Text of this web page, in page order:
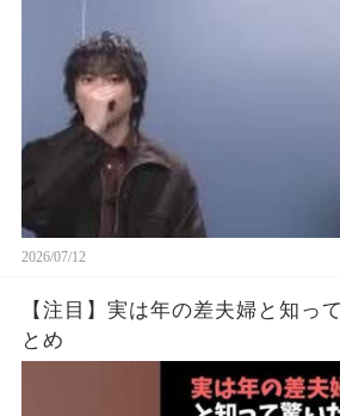
2026/07/12
【注目】実は年の差夫婦と知っ
とめ